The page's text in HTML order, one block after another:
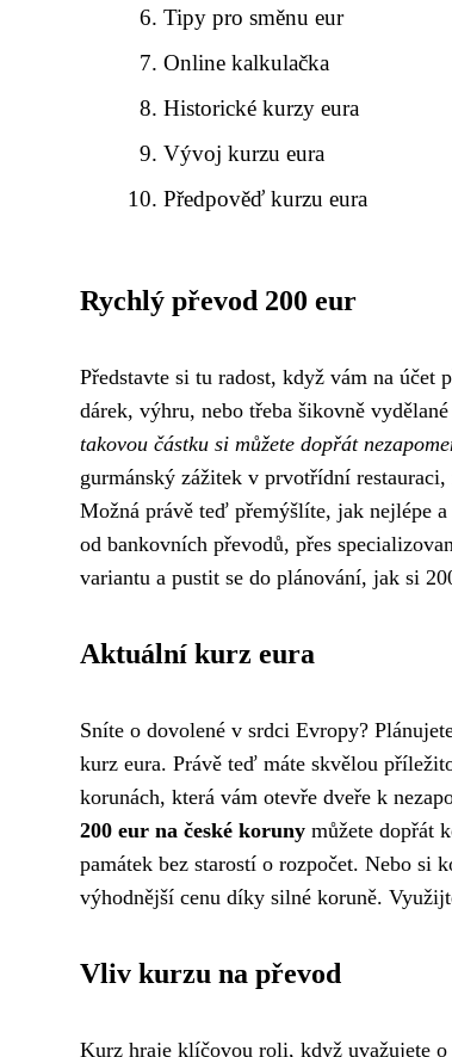
Tipy pro směnu eur
Online kalkulačka
Historické kurzy eura
Vývoj kurzu eura
Předpověď kurzu eura
Rychlý převod 200 eur
Představte si tu radost, když vám na
dárek, výhru, nebo třeba šikovně
takovou částku si můžete dopřát
gurmánský zážitek v prvotřídní
Možná právě teď přemýšlíte, jak nejlépe
od bankovních převodů, přes
variantu a pustit se do plánování, jak si
Aktuální kurz eura
Sníte o dovolené v srdci Evropy?
kurz eura. Právě teď máte skvělou
korunách, která vám otevře dveře k
200 eur na české koruny můžete dopřát
památek bez starostí o rozpočet. Nebo si
výhodnější cenu díky silné koruně.
Vliv kurzu na převod
Kurz hraje klíčovou roli, když uvažujete